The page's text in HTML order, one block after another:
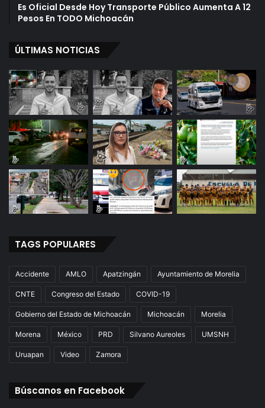
Es Oficial Desde Hoy Transporte Público Aumenta A 12
Pesos En TODO Michoacán
ÚLTIMAS NOTICIAS
TAGS POPULARES
Accidente AMLO Apatzingán Ayuntamiento de Morelia
CNTE Congreso del Estado COVID-19
Gobierno del Estado de Michoacán Michoacán Morelia
Morena México PRD Silvano Aureoles UMSNH
Uruapan Video Zamora
Búscanos en Facebook